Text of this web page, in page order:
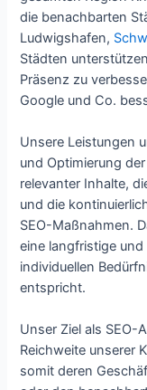
die benachbarten
Ludwigshafen,
Städten
Präsenz zu
Google und Co.
Unsere Leistungen
und Optimierung
relevanter Inhalte,
und die
SEO-Maßnahmen.
eine langfristige
individuellen
entspricht.
Unser Ziel als SEO-
Reichweite unserer
somit deren